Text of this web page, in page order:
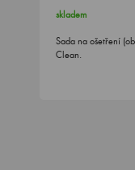
skladem
Sada na ošetření
Clean.